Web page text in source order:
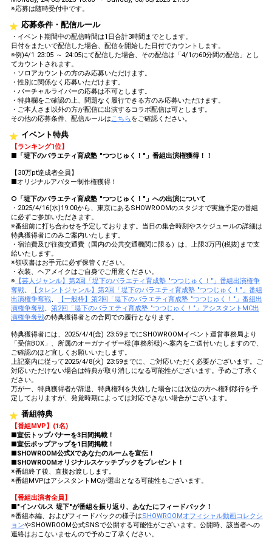
※応募は随時受付中です。
応募条件・配信ルール
・イベント期間中の配信時間は1日合計3時間までとします。
日付をまたいで配信した場合、配信を開始した日付でカウントします。
※例)4/1 23:05 ～ 24:05にて配信した場合、その配信は「4/1の60分間の配信」とし
てカウントされます。
・ソロアカウントの方のみ応募いただけます。
・性別に関係なく応募いただけます。
・バーチャルライバーの応募は不可とします。
・特典欄をご確認の上、問題なく履行できる方のみ応募いただけます。
・ご本人さま以外の方が配信に出演するコラボ配信は可とします。
その他の応募条件、配信ルールはこちらをご確認ください。
イベント特典
【ランキング1位】
■「堤下のバラエティ育成塾 "つつじゅく！"」番組出演権獲得！！
【30万pt達成者全員】
■オリジナルアバター制作権獲得！
○「堤下のバラエティ育成塾 "つつじゅく！"」への出演について
・2025/4/16(水)19:00から、東京にあるSHOWROOMのスタジオで実施予定の番組
に必ずご参加いただきます。
※番組前に打ち合わせを予定しております。当日の集合時刻やスケジュールの詳細は
特典獲得者にのみご案内いたします。
・宿泊費及び往復交通費（国内の公共交通機関に限る）は、上限3万円(税抜)まで支
給いたします。
※領収書はお手元に必ず保管ください。
・衣装、ヘアメイクはご自身でご用意ください。
※ 【芸人ジャンル】第2回「堤下のバラエティ育成塾 "つつじゅく！"」番組出演権争
奪戦、
【タレントジャンル】第2回「堤下のバラエティ育成塾 "つつじゅく！"」番組
出演権争奪戦、
【一般枠】第2回「堤下のバラエティ育成塾 "つつじゅく！"」番組出
演権争奪戦、 第2回「堤下のバラエティ育成塾 "つつじゅく！"」アシスタントMC出
演権争奪戦の特典獲得者との合同での履行となります。
特典獲得者には、2025/4/4(金) 23:59までにSHOWROOMイベント運営事務局より
「受信BOX」、所属のオーガナイザー様(事務所様)へ案内をご送付いたしますので、
ご確認のほど宜しくお願いいたします。
上記案内に従って2025/4/8(火) 23:59までに、ご対応いただく必要がございます。ご
対応いただけない場合は特典が取り消しになる可能性がございます。予めご了承く
ださい。
万が一、特典獲得者が辞退、特典権利を失効した場合には次位の方へ権利移行を予
定しておりますが、発覚時期によっては対応できない場合がございます。
番組特典
【番組MVP】(1名)
■宣伝トップバナーを3日間掲載！
■宣伝ポップアップを1日間掲載！
■SHOWROOM公式Xであなたのルームを宣伝！
■SHOWROOMオリジナルスケッチブックをプレゼント！
※番組終了後、直接お渡しします。
※番組MVPはアシスタントMCが選出となる可能性もございます。
【番組出演者全員】
■"インパルス 堤下"が番組を振り返り、あなたにフィードバック！
※番組本編、およびフィードバックの様子はSHOWROOMオフィシャル動画コレクシ
ョンやSHOWROOM公式SNSで公開する可能性がございます。公開時、該当者への
連絡はおこないませんので予めご了承ください。